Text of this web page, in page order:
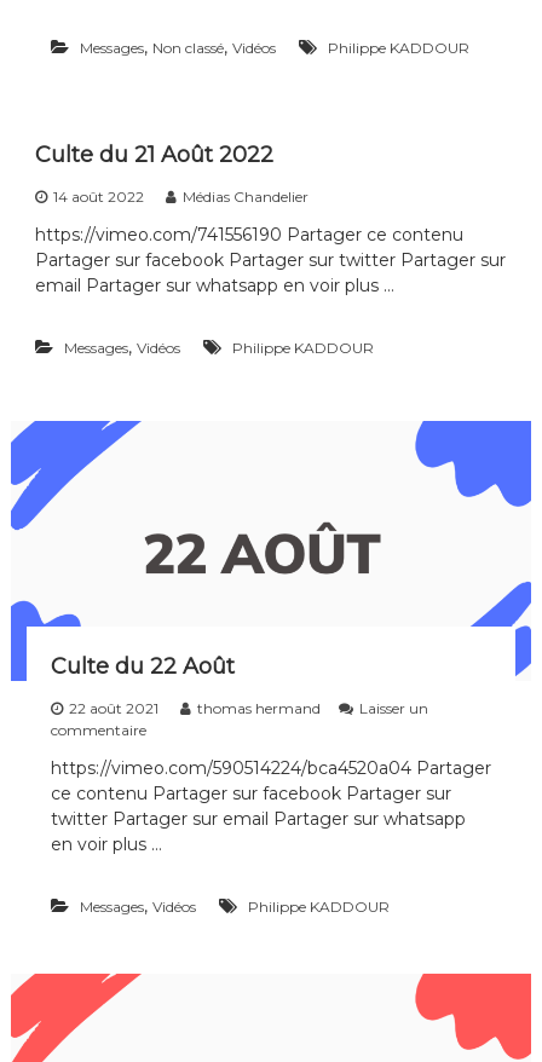
Messages, Non classé, Vidéos Philippe KADDOUR
Culte du 21 Août 2022
14 août 2022 Médias Chandelier
https://vimeo.com/741556190 Partager ce contenu
Partager sur facebook Partager sur twitter Partager sur
email Partager sur whatsapp en voir plus …
Messages, Vidéos Philippe KADDOUR
Culte du 22 Août
22 août 2021 thomas hermand
Laisser un
commentaires
r
C
u
l
d
https://vimeo.com/590514224/bca4520a04 Partager
ce contenu Partager sur facebook Partager sur
twitter Partager sur email Partager sur whatsapp
en voir plus …
Messages, Vidéos Philippe KADDOUR